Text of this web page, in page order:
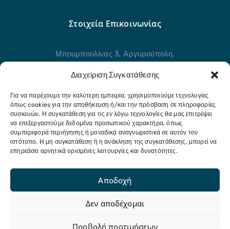
Διαχείριση Συγκατάθεσης
Για να παρέχουμε την καλύτερη εμπειρία, χρησιμοποιούμε τεχνολογίες
όπως cookies για την αποθήκευση ή/και την πρόσβαση σε πληροφορίες
συσκευών. Η συγκατάθεση για τις εν λόγω τεχνολογίες θα μας επιτρέψει
να επεξεργαστούμε δεδομένα προσωπικού χαρακτήρα, όπως
συμπεριφορά περιήγησης ή μοναδικά αναγνωριστικά σε αυτόν τον
ιστότοπο. Η μη συγκατάθεση ή η ανάκληση της συγκατάθεσης, μπορεί να
επηρεάσει αρνητικά ορισμένες λειτουργίες και δυνατότητες.
Αποδοχή
Δεν αποδέχομαι
Προβολή προτιμήσεων
Στοιχεία Επικοινωνίας
Μπουμπουλίνας 3, Αργυρούπολη,
211 21 80 954
Στείλτε μας μήνυμα
info@eldap.gr
Ελληνικό Δίκτυο Ανθεκτικών Πόλεων © 2025.
Με επιφύλαξη παντός δικαιώματος